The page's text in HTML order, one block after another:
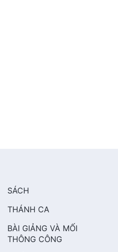
SÁCH
THÁNH CA
BÀI GIẢNG VÀ MỐI
THÔNG CÔNG